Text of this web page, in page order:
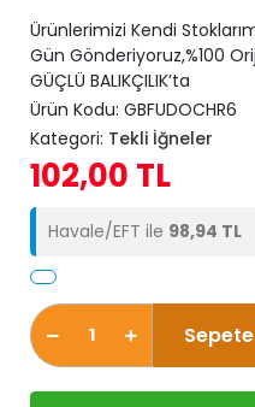
Ürünlerimizi Kendi
Gün Gönderiyoruz,%100
GÜÇLÜ BALIKÇILIK’ta
Ürün Kodu: GBFUDOCHR6
Kategori: Tekli İğneler
102,00 TL
Havale/EFT ile 98,94 TL